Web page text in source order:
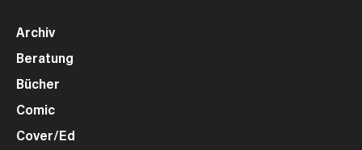
Archiv
Beratung
Bücher
Comic
Cover/Ed